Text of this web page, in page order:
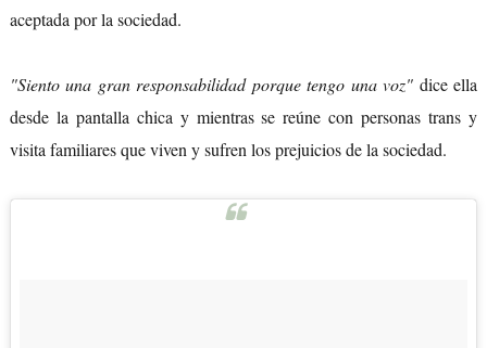
aceptada por la sociedad.
"Siento una gran responsabilidad porque tengo una voz" dice ella
desde la pantalla chica y mientras se reúne con personas trans y
visita familiares que viven y sufren los prejuicios de la sociedad.